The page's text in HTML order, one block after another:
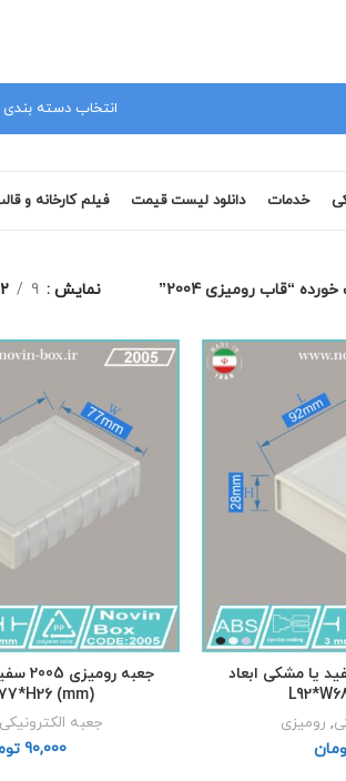
انتخاب دسته بندی
خدمات دانلود لیست قیمت فیلم کارخانه و
“قاب رومیزی 2004” نمایش 9
2004 سفید یا مشکی ابعاد
, رومیزی
جعبه
(mm)
جعبه الکترونیکی